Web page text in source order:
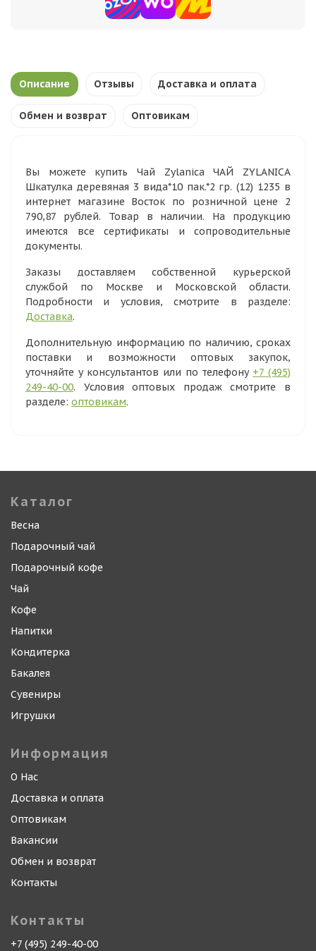
Описание Отзывы Доставка и оплата
Обмен и возврат Оптовикам
Вы можете купить Чай Zylanica ЧАЙ ZYLANICA
Шкатулка деревяная 3 вида*10 пак.*2 гр. (12) 1235 в
интернет магазине Восток по розничной цене 2
790,87 рублей. Товар в наличии. На продукцию
имеются все сертификаты и сопроводительные
документы.
Заказы доставляем собственной курьерской
службой по Москве и Московской области.
Подробности и условия, смотрите в разделе:
Доставка.
Дополнительную информацию по наличию, сроках
поставки и возможности оптовых закупок,
уточняйте у консультантов или по телефону +7 (495)
249-40-00. Условия оптовых продаж смотрите в
разделе: оптовикам.
Каталог
Весна
Подарочный чай
Подарочный кофе
Чай
Кофе
Напитки
Кондитерка
Бакалея
Сувениры
Игрушки
Информация
О Нас
Доставка и оплата
Оптовикам
Вакансии
Обмен и возврат
Контакты
Контакты
+7 (495) 249-40-00